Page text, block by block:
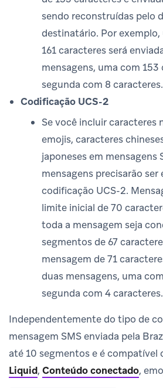
sendo reconstruídas pelo
destinatário. Por
161 caracteres será
mensagens, uma com 153
segunda com 8 caracteres.
Codificação UCS-2
Se você incluir caracteres
emojis, caracteres
japoneses em mensagens
mensagens precisarão ser
codificação UCS-2.
limite inicial de 70
toda a mensagem seja
segmentos de 67
mensagem de 71
duas mensagens, uma
segunda com 4 caracteres.
Independentemente do tipo de
mensagem SMS enviada pela
até 10 segmentos e é compatível
Liquid, Conteúdo conectado,